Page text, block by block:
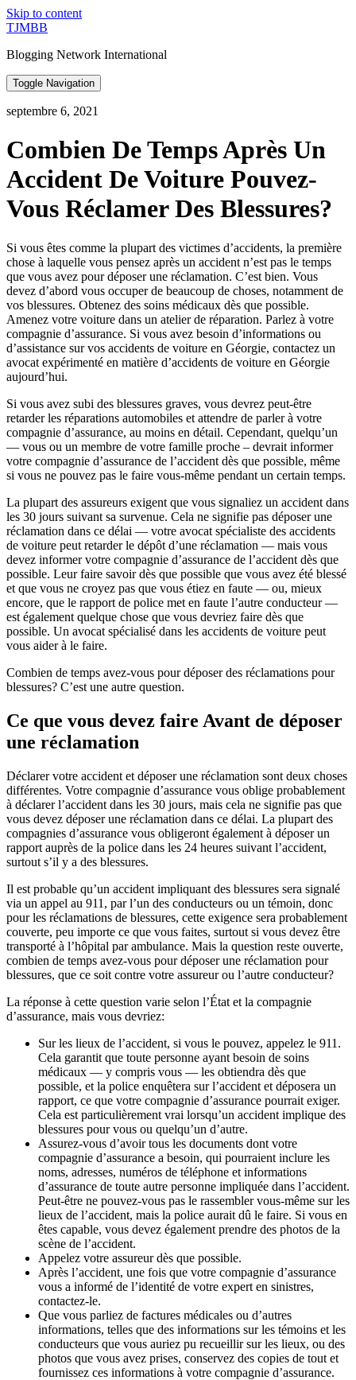
Skip to content
TJMBB
Blogging Network International
Toggle Navigation
septembre 6, 2021
Combien De Temps Après Un
Accident De Voiture Pouvez-
Vous Réclamer Des Blessures?
Si vous êtes comme la plupart des victimes d’accidents, la première
chose à laquelle vous pensez après un accident n’est pas le temps
que vous avez pour déposer une réclamation. C’est bien. Vous
devez d’abord vous occuper de beaucoup de choses, notamment de
vos blessures. Obtenez des soins médicaux dès que possible.
Amenez votre voiture dans un atelier de réparation. Parlez à votre
compagnie d’assurance. Si vous avez besoin d’informations ou
d’assistance sur vos accidents de voiture en Géorgie, contactez un
avocat expérimenté en matière d’accidents de voiture en Géorgie
aujourd’hui.
Si vous avez subi des blessures graves, vous devrez peut-être
retarder les réparations automobiles et attendre de parler à votre
compagnie d’assurance, au moins en détail. Cependant, quelqu’un
— vous ou un membre de votre famille proche – devrait informer
votre compagnie d’assurance de l’accident dès que possible, même
si vous ne pouvez pas le faire vous-même pendant un certain temps.
La plupart des assureurs exigent que vous signaliez un accident dans
les 30 jours suivant sa survenue. Cela ne signifie pas déposer une
réclamation dans ce délai — votre avocat spécialiste des accidents
de voiture peut retarder le dépôt d’une réclamation — mais vous
devez informer votre compagnie d’assurance de l’accident dès que
possible. Leur faire savoir dès que possible que vous avez été blessé
et que vous ne croyez pas que vous étiez en faute — ou, mieux
encore, que le rapport de police met en faute l’autre conducteur —
est également quelque chose que vous devriez faire dès que
possible. Un avocat spécialisé dans les accidents de voiture peut
vous aider à le faire.
Combien de temps avez-vous pour déposer des réclamations pour
blessures? C’est une autre question.
Ce que vous devez faire Avant de déposer
une réclamation
Déclarer votre accident et déposer une réclamation sont deux choses
différentes. Votre compagnie d’assurance vous oblige probablement
à déclarer l’accident dans les 30 jours, mais cela ne signifie pas que
vous devez déposer une réclamation dans ce délai. La plupart des
compagnies d’assurance vous obligeront également à déposer un
rapport auprès de la police dans les 24 heures suivant l’accident,
surtout s’il y a des blessures.
Il est probable qu’un accident impliquant des blessures sera signalé
via un appel au 911, par l’un des conducteurs ou un témoin, donc
pour les réclamations de blessures, cette exigence sera probablement
couverte, peu importe ce que vous faites, surtout si vous devez être
transporté à l’hôpital par ambulance. Mais la question reste ouverte,
combien de temps avez-vous pour déposer une réclamation pour
blessures, que ce soit contre votre assureur ou l’autre conducteur?
La réponse à cette question varie selon l’État et la compagnie
d’assurance, mais vous devriez:
Sur les lieux de l’accident, si vous le pouvez, appelez le 911.
Cela garantit que toute personne ayant besoin de soins
médicaux — y compris vous — les obtiendra dès que
possible, et la police enquêtera sur l’accident et déposera un
rapport, ce que votre compagnie d’assurance pourrait exiger.
Cela est particulièrement vrai lorsqu’un accident implique des
blessures pour vous ou quelqu’un d’autre.
Assurez-vous d’avoir tous les documents dont votre
compagnie d’assurance a besoin, qui pourraient inclure les
noms, adresses, numéros de téléphone et informations
d’assurance de toute autre personne impliquée dans l’accident.
Peut-être ne pouvez-vous pas le rassembler vous-même sur les
lieux de l’accident, mais la police aurait dû le faire. Si vous en
êtes capable, vous devez également prendre des photos de la
scène de l’accident.
Appelez votre assureur dès que possible.
Après l’accident, une fois que votre compagnie d’assurance
vous a informé de l’identité de votre expert en sinistres,
contactez-le.
Que vous parliez de factures médicales ou d’autres
informations, telles que des informations sur les témoins et les
conducteurs que vous auriez pu recueillir sur les lieux, ou des
photos que vous avez prises, conservez des copies de tout et
fournissez ces informations à votre compagnie d’assurance.